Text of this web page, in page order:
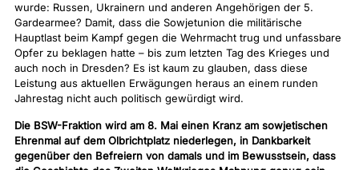
wurde: Russen, Ukrainern und anderen Angehörigen der 5.
Gardearmee? Damit, dass die Sowjetunion die militärische
Hauptlast beim Kampf gegen die Wehrmacht trug und unfassbare
Opfer zu beklagen hatte – bis zum letzten Tag des Krieges und
auch noch in Dresden? Es ist kaum zu glauben, dass diese
Leistung aus aktuellen Erwägungen heraus an einem runden
Jahrestag nicht auch politisch gewürdigt wird.
Die BSW-Fraktion wird am 8. Mai einen Kranz am sowjetischen
Ehrenmal auf dem Olbrichtplatz niederlegen, in Dankbarkeit
gegenüber den Befreiern von damals und im Bewusstsein, dass